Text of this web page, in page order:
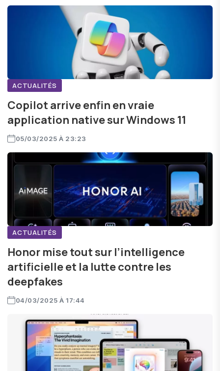
ACTUALITÉS
Copilot arrive enfin en vraie
application native sur Windows 11
05/03/2025 À 23:23
ACTUALITÉS
Honor mise tout sur l’intelligence
artificielle et la lutte contre les
deepfakes
04/03/2025 À 17:44